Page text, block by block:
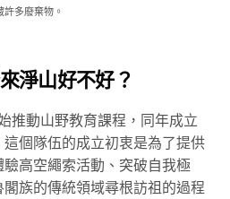
多廢棄物。
淨山好不好？
推動山野教育課程，同年成立
個隊伍的成立初衷是為了提供
高空繩索活動、突破自我極
族的傳統領域尋根訪祖的過程